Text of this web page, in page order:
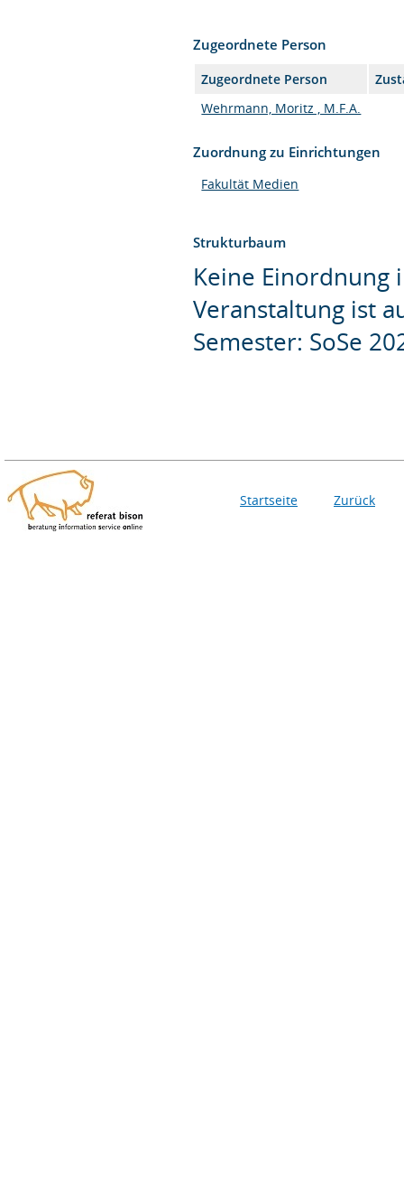
Zugeordnete Person
Zugeordnete Person
Wehrmann, Moritz , M.F.A.
Zuordnung zu Einrichtungen
Fakultät Medien
Strukturbaum
Keine Einordnung
Veranstaltung ist
Semester: SoSe
Startseite Zurück